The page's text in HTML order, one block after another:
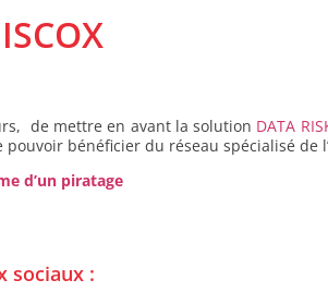
de mettre en avant la solution DATA
bénéficier du réseau spécialisé de
d’un piratage
sociaux :